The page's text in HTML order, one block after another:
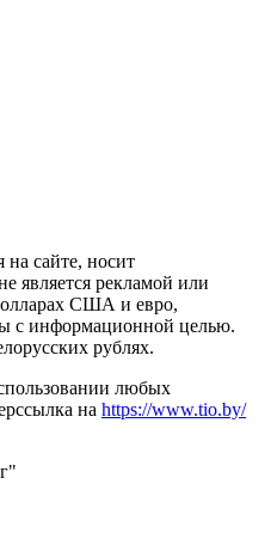
сайте, носит
является рекламой или
США и евро,
с информационной целью.
рублях.
любых
на https://www.tio.by/